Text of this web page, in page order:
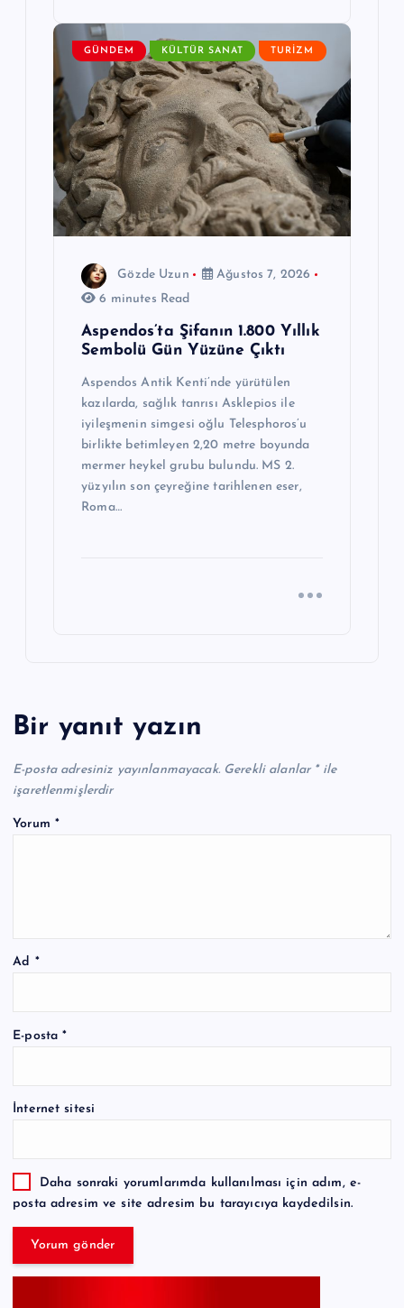
GÜNDEM KÜLTÜR SANAT TURIZM
Gözde Uzun
Ağustos 7, 2026
6 minutes Read
Aspendos’ta Şifanın 1.800 Yıllık
Sembolü Gün Yüzüne Çıktı
Aspendos Antik Kenti’nde yürütülen
kazılarda, sağlık tanrısı Asklepios ile
iyileşmenin simgesi oğlu Telesphoros’u
birlikte betimleyen 2,20 metre boyunda
mermer heykel grubu bulundu. MS 2.
yüzyılın son çeyreğine tarihlenen eser,
Roma…
Bir yanıt yazın
E-posta adresiniz yayınlanmayacak. Gerekli alanlar *ile
işaretlenmişlerdir
Yorum *
Ad *
E-posta*
İnternet sitesi
Daha sonraki yorumlarımda kullanılması için adım, e-
posta adresim ve site adresim bu tarayıcıya kaydedilsin.